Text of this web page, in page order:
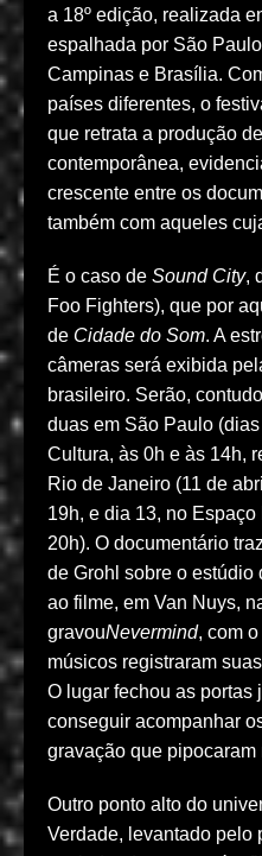
a 18º edição, realizada
espalhada por São
Campinas e Brasília.
países diferentes, o
que retrata a produção
contemporânea,
crescente entre os
também com aqueles
É o caso de Sound City,
Foo Fighters), que por
de Cidade do Som. A
câmeras será exibida
brasileiro. Serão,
duas em São Paulo
Cultura, às 0h e às 14h,
Rio de Janeiro (11 de
19h, e dia 13, no
20h). O documentário
de Grohl sobre o estúdio
ao filme, em Van Nuys,
gravouNevermind, com
músicos registraram
O lugar fechou as portas
conseguir acompanhar
gravação que pipocaram
Outro ponto alto do
Verdade, levantado pelo